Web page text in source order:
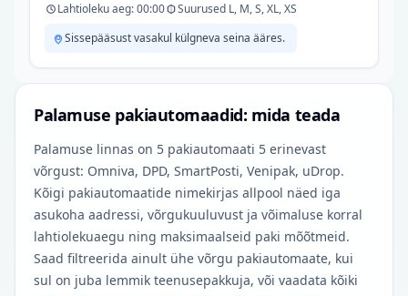
Lahtioleku aeg: 00:00
Suurused L, M, S, XL, XS
Sissepääsust vasakul külgneva seina ääres.
Palamuse pakiautomaadid: mida teada
Palamuse linnas on 5 pakiautomaati 5 erinevast
võrgust: Omniva, DPD, SmartPosti, Venipak, uDrop.
Kõigi pakiautomaatide nimekirjas allpool näed iga
asukoha aadressi, võrgukuuluvust ja võimaluse korral
lahtiolekuaegu ning maksimaalseid paki mõõtmeid.
Saad filtreerida ainult ühe võrgu pakiautomaate, kui
sul on juba lemmik teenusepakkuja, või vaadata kõiki